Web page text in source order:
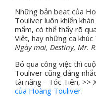
Những bản beat của
Touliver luôn khiến
mẩm, có thể thấy rõ
Việt, hay những ca khúc
Ngày mai, Destiny, Mr.
Bỏ qua công việc thì
Touliver cũng đáng
tài năng - Tóc Tiên, >>
của Hoàng Touliver.